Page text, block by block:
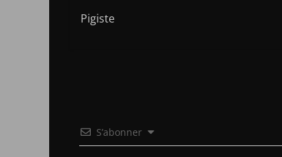
Pigiste
S’abonner